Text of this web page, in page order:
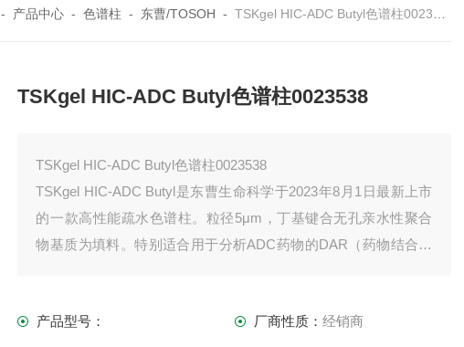
- 产品中心 -色谱柱 - 东曹/TOSOH -TSKgel HIC-ADC Butyl色谱柱0023538
TSKgel HIC-ADC Butyl色谱柱0023538
TSKgel HIC-ADC Butyl色谱柱0023538
TSKgel HIC-ADC Butyl是东曹生命科学于2023年8月1日最新上市
的一款高性能疏水色谱柱。粒径5μm，丁基键合无孔亲水性聚合
物基质为填料。特别适合用于分析ADC药物的DAR（药物结合比
产品型号：
厂商性质： 经销商